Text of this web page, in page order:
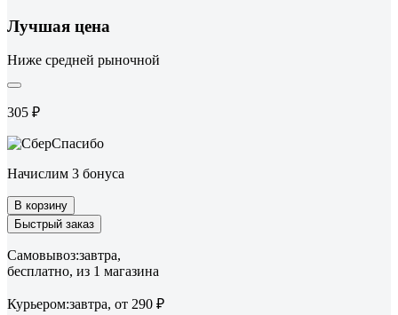
Лучшая цена
Ниже средней рыночной
305 ₽
Начислим 3 бонуса
В корзину
Быстрый заказ
Самовывоз:завтра,
бесплатно, из 1 магазина
Курьером:завтра, от 290 ₽